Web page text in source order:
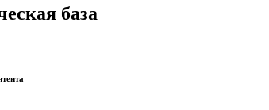
база